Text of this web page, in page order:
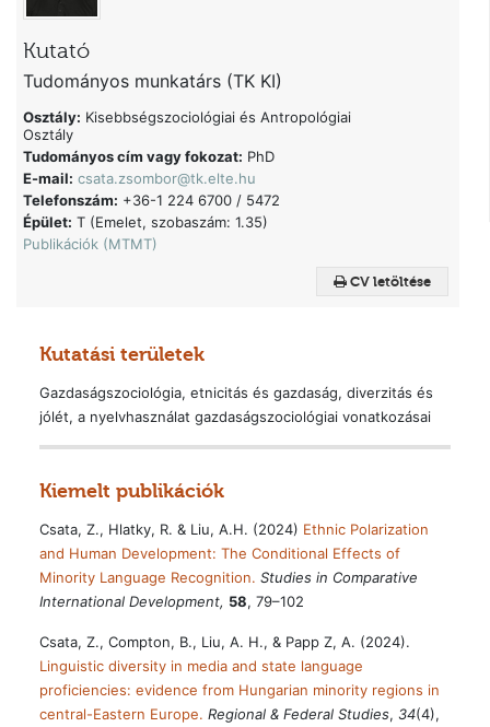
CV letöltése
Kutató
Tudományos munkatárs (TK KI)
Osztály: Kisebbségszociológiai és Antropológiai
Osztály
Tudományos cím vagy fokozat: PhD
E-mail: csata.zsombor@tk.elte.hu
Telefonszám: +36-1 224 6700 / 5472
Épület: T (Emelet, szobaszám: 1.35)
Publikációk (MTMT)
Kutatási területek
Gazdaságszociológia, etnicitás és gazdaság, diverzitás és
jólét, a nyelvhasználat gazdaságszociológiai vonatkozásai
Kiemelt publikációk
Csata, Z., Hlatky, R. & Liu, A.H. (2024) Ethnic Polarization
and Human Development: The Conditional Effects of
Minority Language Recognition. Studies in Comparative
International Development, 58, 79–102
Csata, Z., Compton, B., Liu, A. H., & Papp Z, A. (2024).
Linguistic diversity in media and state language
proficiencies: evidence from Hungarian minority regions in
central-Eastern Europe. Regional & Federal Studies, 34(4),